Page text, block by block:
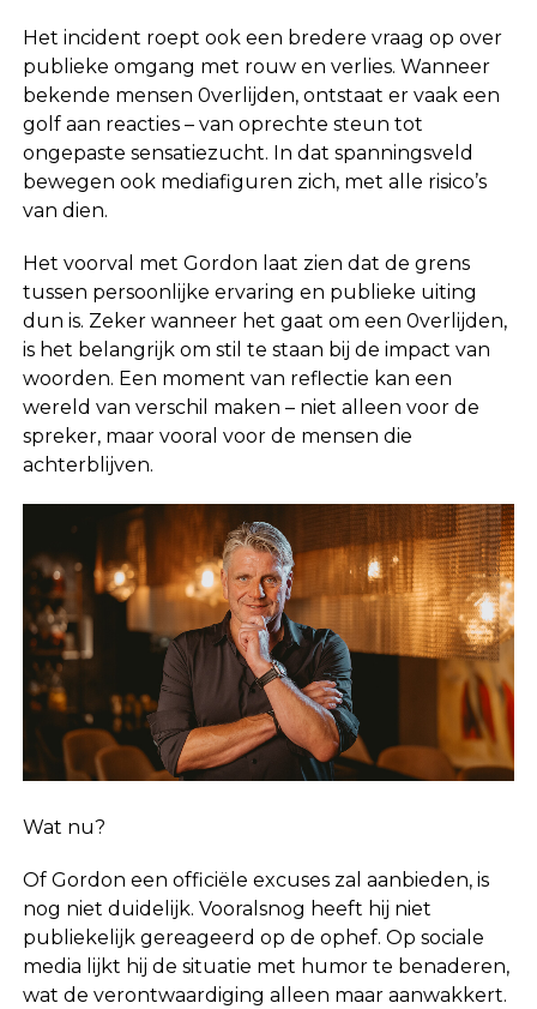
Het incident roept ook een bredere vraag op over
publieke omgang met rouw en verlies. Wanneer
bekende mensen 0verlijden, ontstaat er vaak een
golf aan reacties – van oprechte steun tot
ongepaste sensatiezucht. In dat spanningsveld
bewegen ook mediafiguren zich, met alle risico’s
van dien.
Het voorval met Gordon laat zien dat de grens
tussen persoonlijke ervaring en publieke uiting
dun is. Zeker wanneer het gaat om een 0verlijden,
is het belangrijk om stil te staan bij de impact van
woorden. Een moment van reflectie kan een
wereld van verschil maken – niet alleen voor de
spreker, maar vooral voor de mensen die
achterblijven.
Wat nu?
Of Gordon een officiële excuses zal aanbieden, is
nog niet duidelijk. Vooralsnog heeft hij niet
publiekelijk gereageerd op de ophef. Op sociale
media lijkt hij de situatie met humor te benaderen,
wat de verontwaardiging alleen maar aanwakkert.